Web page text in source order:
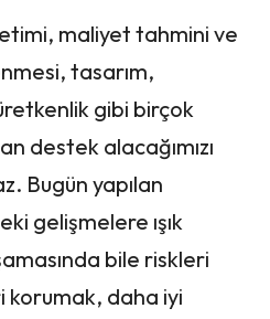
maliyet tahmini ve
tasarım,
gibi birçok
destek alacağımızı
Bugün yapılan
gelişmelere ışık
bile riskleri
daha iyi